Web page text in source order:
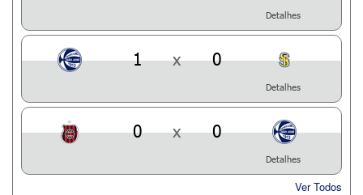
Detalhes
1 x 0
Detalhes
0 x 0
Detalhes
Ver Todos